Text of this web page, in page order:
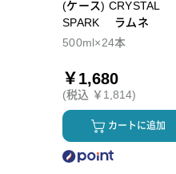
(ケース) CRYSTAL
SPARK ラムネ
500ml×24本
￥1,680
(税込 ￥1,814)
カートに追加